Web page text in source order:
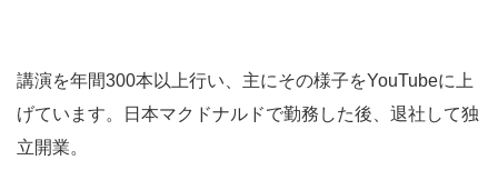
講演を年間300本以上行い、主にその様子をYouTubeに上
げています。日本マクドナルドで勤務した後、退社して独
立開業。